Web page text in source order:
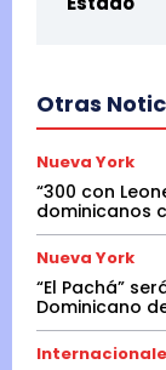
Otras
Nueva York
“300 con
dominicanos
Nueva York
“El Pachá”
Dominicano